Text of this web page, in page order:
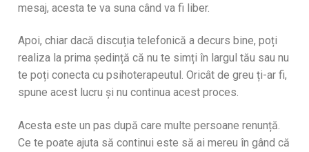
mesaj, acesta te va suna când va fi liber.
Apoi, chiar dacă discuția telefonică a decurs bine, poți
realiza la prima ședință că nu te simți în largul tău sau nu
te poți conecta cu psihoterapeutul. Oricât de greu ți-ar fi,
spune acest lucru și nu continua acest proces.
Acesta este un pas după care multe persoane renunță.
Ce te poate ajuta să continui este să ai mereu în gând că